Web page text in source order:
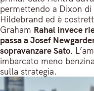
permettendo a Dixon
Hildebrand ed è
Graham Rahal invece
passa a Josef
sopravanzare Sato.
imbarcato meno
sulla strategia.